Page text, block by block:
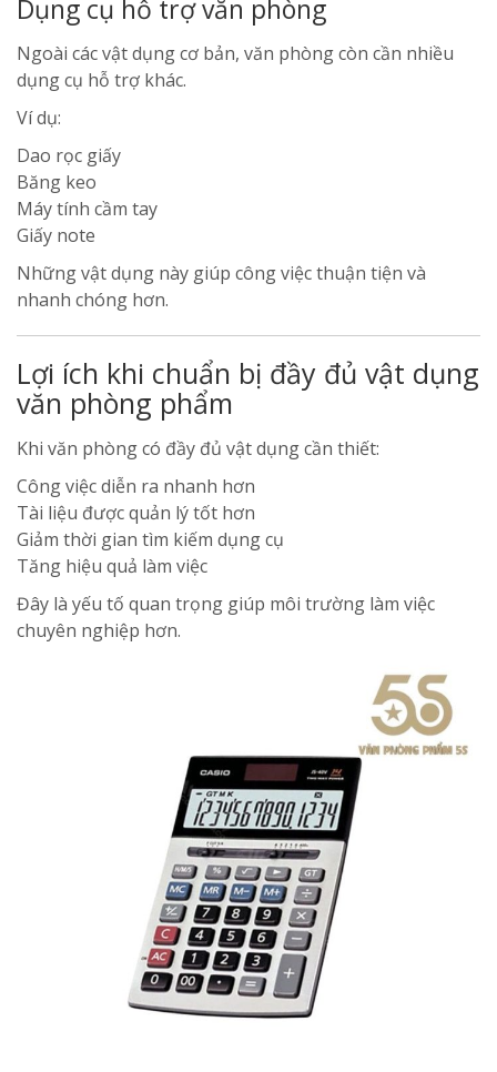
Dụng cụ hỗ trợ văn phòng
Ngoài các vật dụng cơ bản, văn phòng còn cần nhiều
dụng cụ hỗ trợ khác.
Ví dụ:
Dao rọc giấy
Băng keo
Máy tính cầm tay
Giấy note
Những vật dụng này giúp công việc thuận tiện và
nhanh chóng hơn.
Lợi ích khi chuẩn bị đầy đủ vật dụng
văn phòng phẩm
Khi văn phòng có đầy đủ vật dụng cần thiết:
Công việc diễn ra nhanh hơn
Tài liệu được quản lý tốt hơn
Giảm thời gian tìm kiếm dụng cụ
Tăng hiệu quả làm việc
Đây là yếu tố quan trọng giúp môi trường làm việc
chuyên nghiệp hơn.